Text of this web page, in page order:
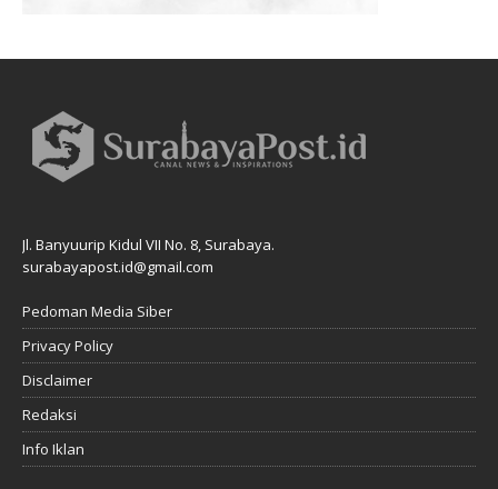
Jl. Banyuurip Kidul VII No. 8, Surabaya.
surabayapost.id@gmail.com
Pedoman Media Siber
Privacy Policy
Disclaimer
Redaksi
Info Iklan